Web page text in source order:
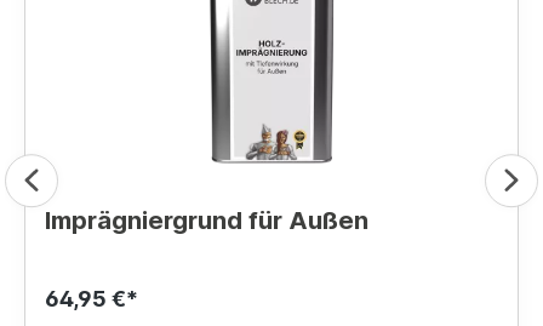
Imprägniergrund für Außen
64,95 €*